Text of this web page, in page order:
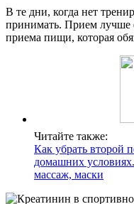
В те дни, когда нет
принимать. Прием лучше
приема пищи, которая
Читайте также:
Как убрать второй
домашних
массаж, маски